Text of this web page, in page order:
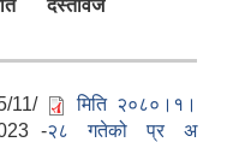
दस्तावेज
11/
-
मिति २०८०।१।
२८ गतेको प्र अ